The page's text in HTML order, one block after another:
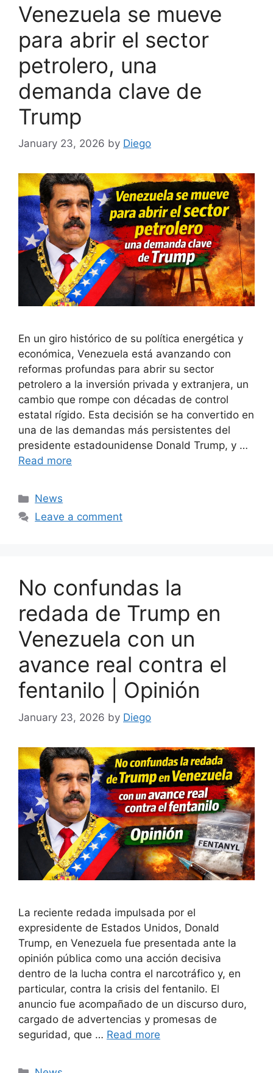
Venezuela se mueve
para abrir el sector
petrolero, una
demanda clave de
Trump
January 23, 2026 by Diego
En un giro histórico de su política energética y
económica, Venezuela está avanzando con
reformas profundas para abrir su sector
petrolero a la inversión privada y extranjera, un
cambio que rompe con décadas de control
estatal rígido. Esta decisión se ha convertido en
una de las demandas más persistentes del
presidente estadounidense Donald Trump, y …
Read more
Categories
News
Leave a comment
No confundas la
redada de Trump en
Venezuela con un
avance real contra el
fentanilo | Opinión
January 23, 2026 by Diego
La reciente redada impulsada por el
expresidente de Estados Unidos, Donald
Trump, en Venezuela fue presentada ante la
opinión pública como una acción decisiva
dentro de la lucha contra el narcotráfico y, en
particular, contra la crisis del fentanilo. El
anuncio fue acompañado de un discurso duro,
cargado de advertencias y promesas de
seguridad, que … Read more
Categories